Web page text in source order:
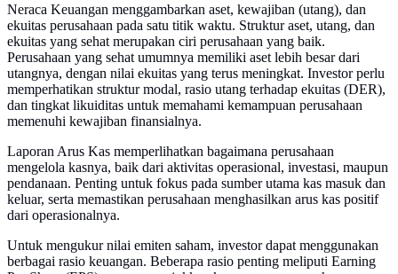
Neraca Keuangan menggambarkan aset, kewajiban (utang), dan
ekuitas perusahaan pada satu titik waktu. Struktur aset, utang, dan
ekuitas yang sehat merupakan ciri perusahaan yang baik.
Perusahaan yang sehat umumnya memiliki aset lebih besar dari
utangnya, dengan nilai ekuitas yang terus meningkat. Investor perlu
memperhatikan struktur modal, rasio utang terhadap ekuitas (DER),
dan tingkat likuiditas untuk memahami kemampuan perusahaan
memenuhi kewajiban finansialnya.
Laporan Arus Kas memperlihatkan bagaimana perusahaan
mengelola kasnya, baik dari aktivitas operasional, investasi, maupun
pendanaan. Penting untuk fokus pada sumber utama kas masuk dan
keluar, serta memastikan perusahaan menghasilkan arus kas positif
dari operasionalnya.
Untuk mengukur nilai emiten saham, investor dapat menggunakan
berbagai rasio keuangan. Beberapa rasio penting meliputi Earning